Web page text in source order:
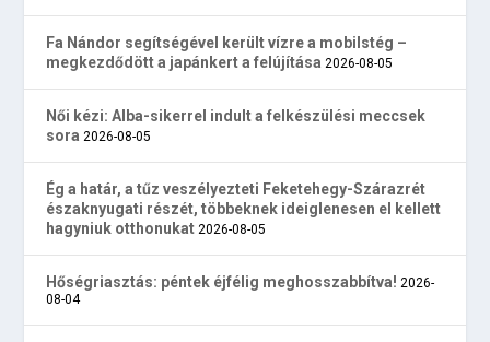
Fa Nándor segítségével került vízre a mobilstég –
megkezdődött a japánkert a felújítása 2026-08-05
Női kézi: Alba-sikerrel indult a felkészülési meccsek
sora 2026-08-05
Ég a határ, a tűz veszélyezteti Feketehegy-Szárazrét
északnyugati részét, többeknek ideiglenesen el kellett
hagyniuk otthonukat 2026-08-05
Hőségriasztás: péntek éjfélig meghosszabbítva! 2026-
08-04